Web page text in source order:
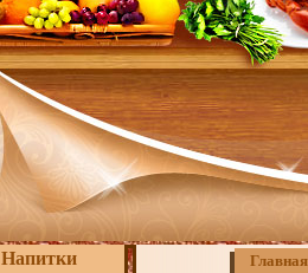
Напитки Главная